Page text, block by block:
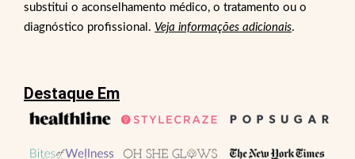
substitui o aconselhamento médico, o tratamento ou o
diagnóstico profissional. Veja informações adicionais.
Destaque Em